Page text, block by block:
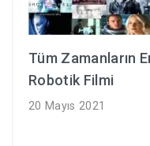
Tüm Zamanların
Robotik Filmi
20 Mayıs 2021